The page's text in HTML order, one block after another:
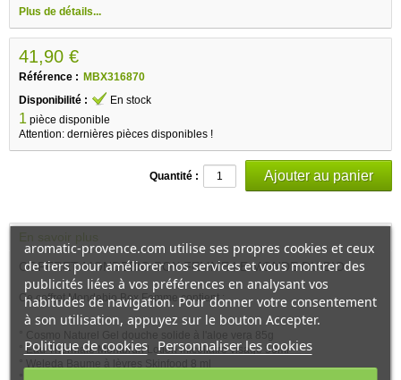
Plus de détails...
41,90 €
Référence : MBX316870
Disponibilité :
En stock
1 pièce disponible
Attention: dernières pièces disponibles !
Quantité :
En savoir plus
COFFRET MONDEBIO BOX FEMME LE MONDE DU BIO :
Ce coffret Mondebio Box Femme contient :
° Cosmo Naturel Gel douche solide à l'aloe vera 85g
° Eau Thermale Montbrun Lotion micellaire visage 50ml
° Weleda Baume à lèvres Skinfood 8 ml
aromatic-provence.com utilise ses propres cookies et ceux
de tiers pour améliorer nos services et vous montrer des
publicités liées à vos préférences en analysant vos
habitudes de navigation. Pour donner votre consentement
à son utilisation, appuyez sur le bouton Accepter.
Politique de cookies Personnaliser les cookies